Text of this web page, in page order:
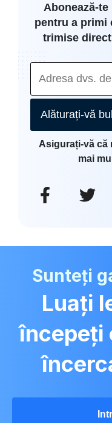
Abonează-
pentru a primi
trimise
Alăturați-vă
Asigurați-vă că
mai
Sunteți
Luați
începeți